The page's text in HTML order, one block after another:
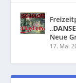
Neue
17. Mai